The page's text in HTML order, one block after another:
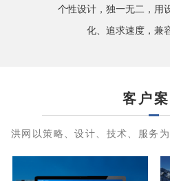
个性设计，独一无二，用
化、追求速度，兼
客户
洪网以策略、设计、技术、服务